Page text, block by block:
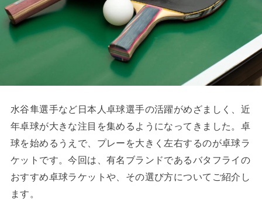
水谷隼選手など日本人卓球選手の活躍がめざましく、近
年卓球が大きな注目を集めるようになってきました。卓
球を始めるうえで、プレーを大きく左右するのが卓球ラ
ケットです。今回は、有名ブランドであるバタフライの
おすすめ卓球ラケットや、その選び方についてご紹介し
ます。